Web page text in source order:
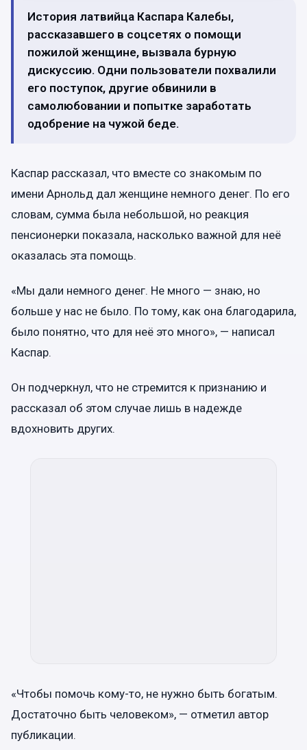
История латвийца Каспара Калебы,
рассказавшего в соцсетях о помощи
пожилой женщине, вызвала бурную
дискуссию. Одни пользователи похвалили
его поступок, другие обвинили в
самолюбовании и попытке заработать
одобрение на чужой беде.
Каспар рассказал, что вместе со знакомым по
имени Арнольд дал женщине немного денег. По его
словам, сумма была небольшой, но реакция
пенсионерки показала, насколько важной для неё
оказалась эта помощь.
«Мы дали немного денег. Не много — знаю, но
больше у нас не было. По тому, как она благодарила,
было понятно, что для неё это много», — написал
Каспар.
Он подчеркнул, что не стремится к признанию и
рассказал об этом случае лишь в надежде
вдохновить других.
«Чтобы помочь кому-то, не нужно быть богатым.
Достаточно быть человеком», — отметил автор
публикации.